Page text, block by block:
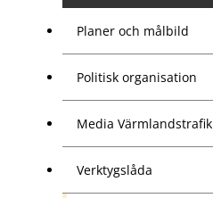
Planer och målbild
Politisk organisation
Media Värmlandstrafik
Verktygslåda